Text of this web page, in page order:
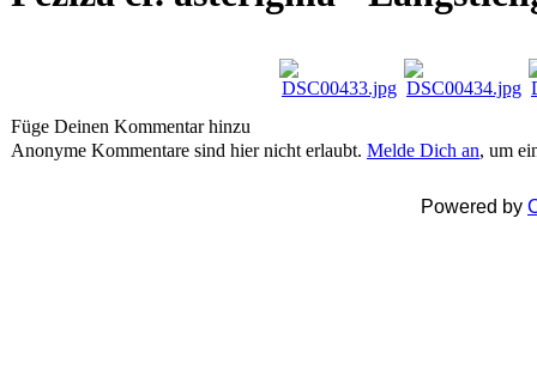
Füge Deinen Kommentar hinzu
Anonyme Kommentare sind hier nicht erlaubt. Melde Dich an, um
Powered by